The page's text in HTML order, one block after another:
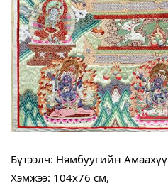
Бүтээлч: Нямбуугийн Амаахүү
Хэмжээ: 104х76 см,